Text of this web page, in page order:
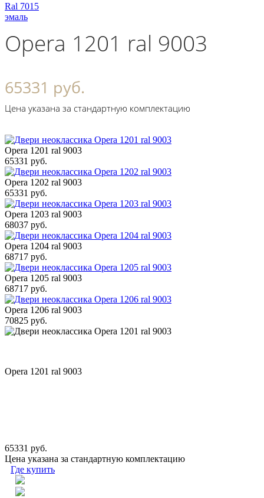
Ral 7015
эмаль
Opera 1201 ral 9003
65331 руб.
Цена указана за стандартную комплектацию
Opera 1201 ral 9003
65331 руб.
Opera 1202 ral 9003
65331 руб.
Opera 1203 ral 9003
68037 руб.
Opera 1204 ral 9003
68717 руб.
Opera 1205 ral 9003
68717 руб.
Opera 1206 ral 9003
70825 руб.
Opera 1201 ral 9003
65331 руб.
Цена указана за стандартную комплектацию
Где купить